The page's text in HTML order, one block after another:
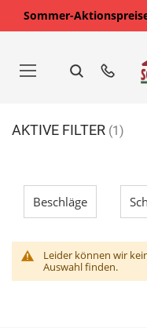
Sommer-
springen
Beschläge
Leider können wir
Auswahl finden.
AKTIVE FILTER